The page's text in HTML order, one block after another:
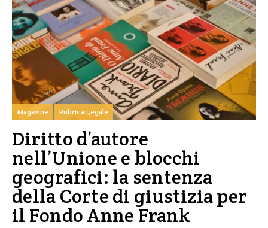
Magazine Rubrica Legale
Diritto d’autore
nell’Unione e blocchi
geografici: la sentenza
della Corte di giustizia per
il Fondo Anne Frank